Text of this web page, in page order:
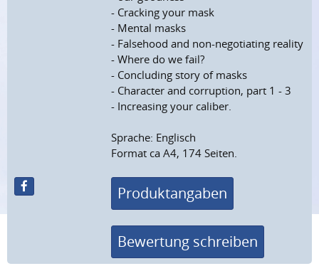
- Cracking your mask
- Mental masks
- Falsehood and non-negotiating reality
- Where do we fail?
- Concluding story of masks
- Character and corruption, part 1 - 3
- Increasing your caliber.
Sprache: Englisch
Format ca A4, 174 Seiten.
Produktangaben
Bewertung schreiben